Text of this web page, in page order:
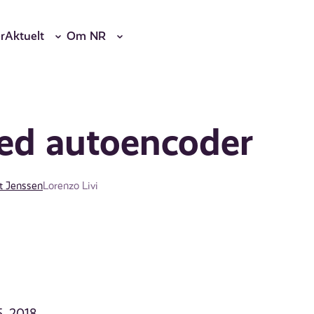
Aktuelt Om NR
autoencoder
JenssenLorenzo Livi